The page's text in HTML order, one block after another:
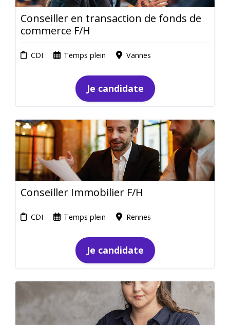
Conseiller en transaction de fonds de
commerce F/H
CDI Temps plein Vannes
Je candidate
Conseiller Immobilier F/H
CDI Temps plein Rennes
Je candidate